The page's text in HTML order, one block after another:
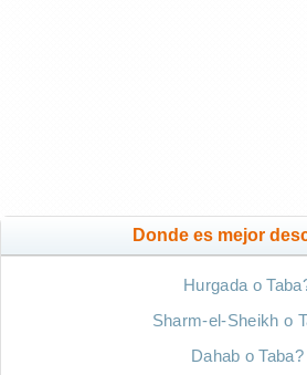
Donde es mejor
Hurgada o
Sharm-el-Sheikh o
Dahab o Taba?